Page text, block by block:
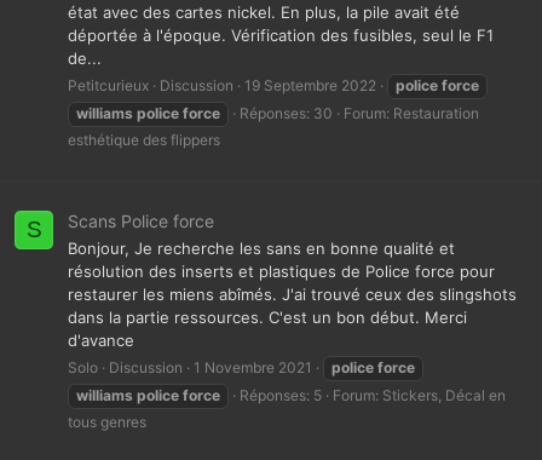
état avec des cartes nickel. En plus, la pile avait été
déportée à l'époque. Vérification des fusibles, seul le F1
de...
Petitcurieux Discussion 19 Septembre 2022 police force
williams police force Réponses: 30 Forum: Restauration
esthétique des flippers
S Scans Police force
Bonjour, Je recherche les sans en bonne qualité et
résolution des inserts et plastiques de Police force pour
restaurer les miens abîmés. J'ai trouvé ceux des slingshots
dans la partie ressources. C'est un bon début. Merci
d'avance
Solo Discussion 1 Novembre 2021 police force
williams police force Réponses: 5 Forum: Stickers, Décal en
tous genres